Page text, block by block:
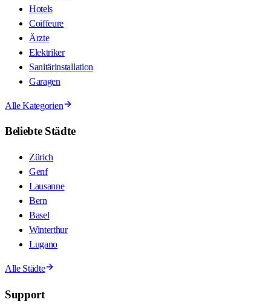
Hotels
Coiffeure
Ärzte
Elektriker
Sanitärinstallation
Garagen
Alle Kategorien
Beliebte Städte
Zürich
Genf
Lausanne
Bern
Basel
Winterthur
Lugano
Alle Städte
Support